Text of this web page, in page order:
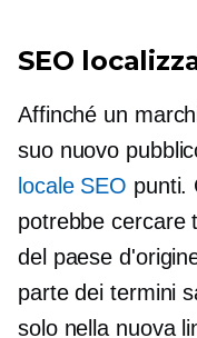
SEO
Affinché un
suo nuovo
locale SEO punti.
potrebbe cercare
del paese
parte dei termini
solo nella nuova